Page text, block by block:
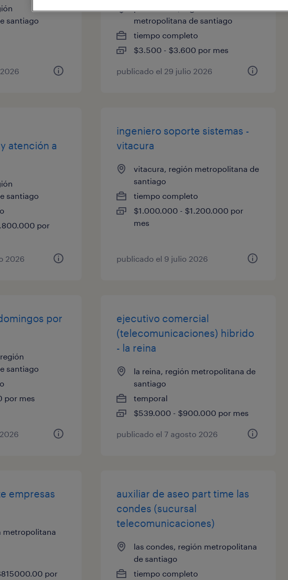
santiago
metropolitana de santiago
tiempo completo
$3.500 - $3.600 por mes
publicado el 29 julio 2026
atención a
santiago
por
2026
ingeniero soporte sistemas -
vitacura
vitacura, región metropolitana de
santiago
tiempo completo
$1.000.000 - $1.200.000 por
mes
publicado el 9 julio 2026
por
santiago
por mes
ejecutivo comercial
(telecomunicaciones) hibrido
- la reina
la reina, región metropolitana de
santiago
temporal
$539.000 - $900.000 por mes
publicado el 7 agosto 2026
empresas
metropolitana
por
auxiliar de aseo part time las
condes (sucursal
telecomunicaciones)
las condes, región metropolitana
de santiago
tiempo completo